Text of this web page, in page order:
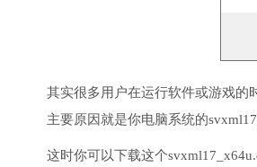
其实很多用户在运行软件或游戏的
主要原因就是你电脑系统的
这时你可以下载这个